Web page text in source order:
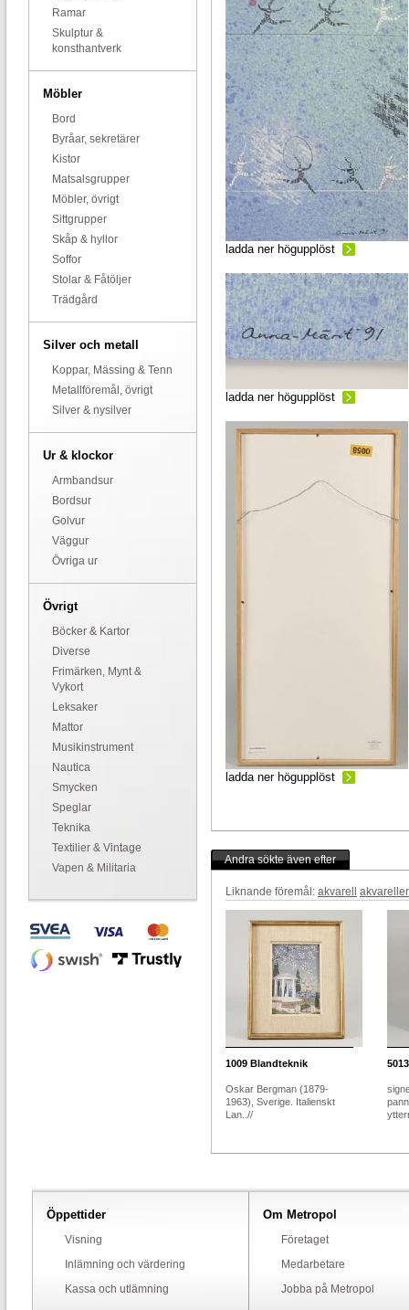
Ramar
Skulptur &
konsthantverk
Möbler
Bord
Byråar, sekretärer
Kistor
Matsalsgrupper
Möbler, övrigt
Sittgrupper
Skåp & hyllor
Soffor
Stolar & Fåtöljer
Trädgård
Silver och metall
Koppar, Mässing & Tenn
Metallföremål, övrigt
Silver & nysilver
Ur & klockor
Armbandsur
Bordsur
Golvur
Väggur
Övriga ur
Övrigt
Böcker & Kartor
Diverse
Frimärken, Mynt &
Vykort
Leksaker
Mattor
Musikinstrument
Nautica
Smycken
Speglar
Teknika
Textilier & Vintage
Vapen & Militaria
ladda ner högupplöst
ladda ner högupplöst
ladda ner högupplöst
Andra sökte även efter
Liknande föremål: akvarell akvareller
1009 Blandteknik
Oskar Bergman (1879-
1963), Sverige. Italienskt
Lan..//
5013
Öppettider
Visning
Inlämning och värdering
Kassa och utlämning
Om Metropol
Företaget
Medarbetare
Jobba på Metropol